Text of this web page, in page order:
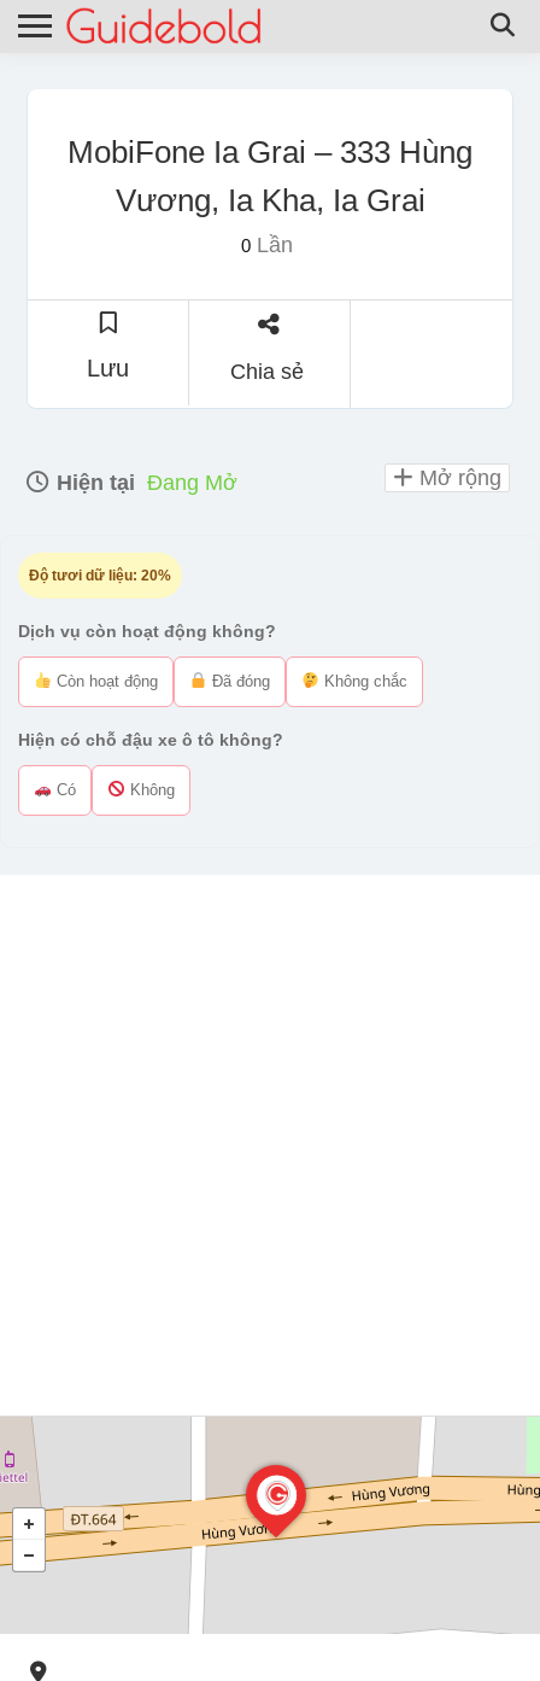
MobiFone Ia Grai – 333 Hùng
Vương, Ia Kha, Ia Grai
0Lần
Lưu Chia sẻ
Hiện tại Đang Mở
Độ tươi dữ liệu: 20%
Dịch vụ còn hoạt động không?
Còn hoạt động Đã đóng Không chắc
Hiện có chỗ đậu xe ô tô không?
Có Không
Mở rộng